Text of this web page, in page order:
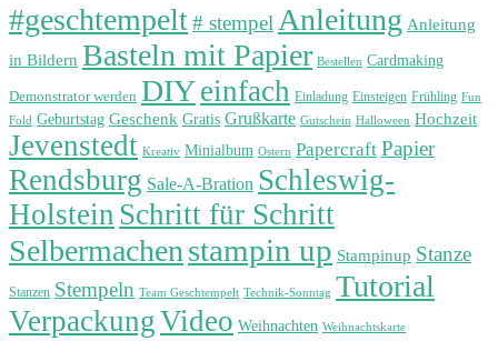
#geschtempelt# stempel Anleitung Anleitung
in Bildern Basteln mit Papier Bestellen Cardmaking
Demonstrator werden DIYeinfach Einladung Einsteigen Frühling Fun
Fold Geburtstag Geschenk Gratis Grußkarte Gutschein Halloween Hochzeit
Jevenstedt Kreativ Minialbum Ostern Papercraft Papier
Rendsburg Sale-A-Bration Schleswig-
Holstein Schritt für Schritt
Selbermachen stampin up Stampinup Stanze
Stanzen Stempeln Team Geschtempelt Technik-Sonntag Tutorial
VerpackungVideo Weihnachten Weihnachtskarte